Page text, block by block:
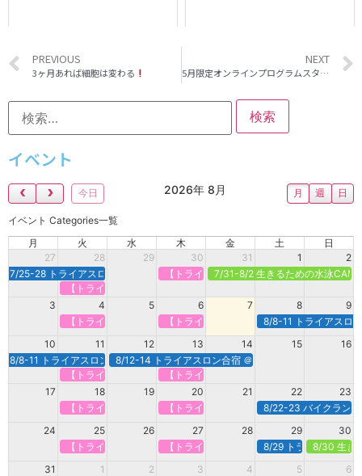
PREVIOUS
3ヶ月あれば細胞は変わる
NEXT
5月限定オンラインプログラムスタート
イベント
今日 月 週 日
2026年 8月
イベント Categories一覧
月
火 水 木 金 土
日
27
28 29 30 31 1
2
7/25-28 トライアスロン合宿＠新潟県村上市【トライアスロンで強くなる】定期オンラ
7/31-8/2 生きるための水泳
【トライアスロンで強くなる】定期オンライン＠火曜
3
4 5 6 7 8
9
【トライアスロンで強くなる】定期オンライン＠火曜
【トライアスロンで強くなる】定期オンラ
8/8-11 トライアスロ
10
11 12 13 14 15
16
8/8-11 トライアスロン合宿＠白馬8/12-14 トライアスロン合宿 ＠諏訪・蓼科
【トライアスロンで強くなる】定期オンライン＠火曜
【トライアスロンで強くなる】定期オンラ
17
18 19 20 21 22
23
【トライアスロンで強くなる】定期オンライン＠火曜
【トライアスロンで強くなる】定期オンラ
8/22-23 バイクラン
24
25 26 27 28 29
30
【トライアスロンで強くなる】定期オンライン＠火曜
【トライアスロンで強くなる】定期オンラ
8/29 トライアスロン
8/30 生き
31
1 2 3 4 5
6